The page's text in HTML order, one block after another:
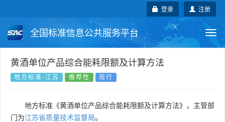
注册
登录
全国标准信息公共服务平台
国家标准 行业标准
国外标准 技术委员会
黄酒单位产品综合能耗限额及计算方法
地方标准-江苏 推荐性 现行
地方标准《黄酒单位产品综合能耗限额及计算方法》，主管部
门为江苏省质量技术监督局。